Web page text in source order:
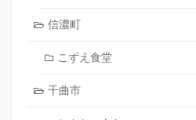
信濃町
こずえ食堂
千曲市